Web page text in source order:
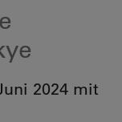
2024 mit